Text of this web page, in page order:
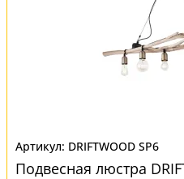
DRIFTWOOD SP6
Подвесная люстра